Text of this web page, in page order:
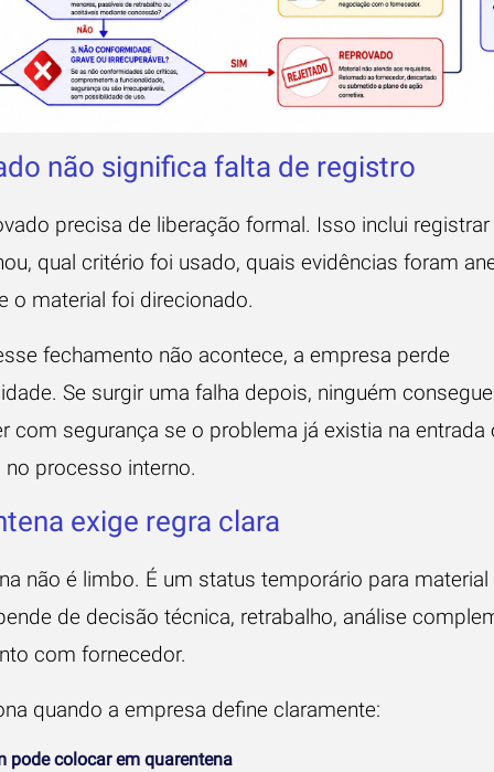
não significa falta de registro
precisa de liberação formal. Isso inclui
qual critério foi usado, quais evidências foram
o material foi direcionado.
fechamento não acontece, a empresa perde
Se surgir uma falha depois, ninguém consegue
com segurança se o problema já existia na entrada
no processo interno.
exige regra clara
não é limbo. É um status temporário para material
de decisão técnica, retrabalho, análise
com fornecedor.
quando a empresa define claramente:
pode colocar em quarentena